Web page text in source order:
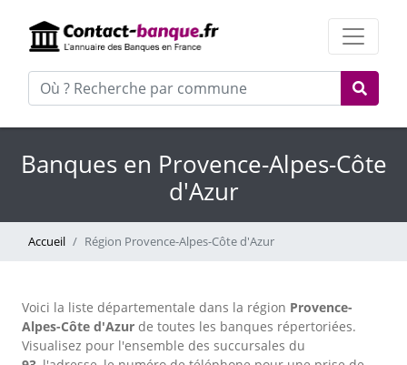
Banques en Provence-Alpes-Côte
d'Azur
Accueil Région Provence-Alpes-Côte d'Azur
Voici la liste départementale dans la région Provence-
Alpes-Côte d'Azur de toutes les banques répertoriées.
Visualisez pour l'ensemble des succursales du